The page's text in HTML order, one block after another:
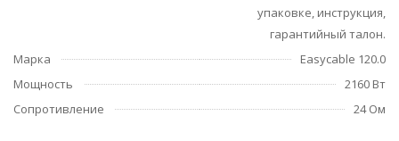
упаковке, инструкция,
гарантийный талон.
Марка
Easycable 120.0
Мощность
2160 Вт
Сопротивление
24 Ом